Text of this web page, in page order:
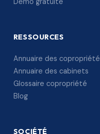
RESSOURCES
Annuaire des
Annuaire des cabinets
Glossaire copropriété
Blog
SOCIÉTÉ